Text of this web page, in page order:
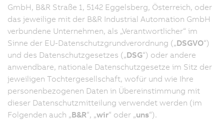
GmbH, B&R Straße 1, 5142 Eggelsberg, Österreich, oder
das jeweilige mit der B&R Industrial Automation GmbH
verbundene Unternehmen, als „Verantwortlicher“ im
Sinne der EU-Datenschutzgrundverordnung („DSGVO“)
und des Datenschutzgesetzes („DSG“) oder andere
anwendbare, nationale Datenschutzgesetze im Sitz der
jeweiligen Tochtergesellschaft, wofür und wie Ihre
personenbezogenen Daten in Übereinstimmung mit
dieser Datenschutzmitteilung verwendet werden (im
Folgenden auch „B&R“, „wir“ oder „uns“).